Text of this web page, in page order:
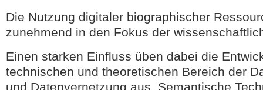
Die Nutzung digitaler biographischer
zunehmend in den Fokus der
Einen starken Einfluss üben dabei die
technischen und theoretischen Bereich der
und Datenvernetzung aus. Semantische